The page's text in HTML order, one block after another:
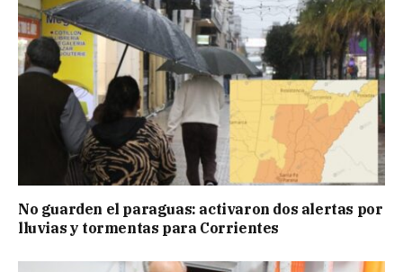
No guarden el paraguas: activaron dos alertas por
lluvias y tormentas para Corrientes